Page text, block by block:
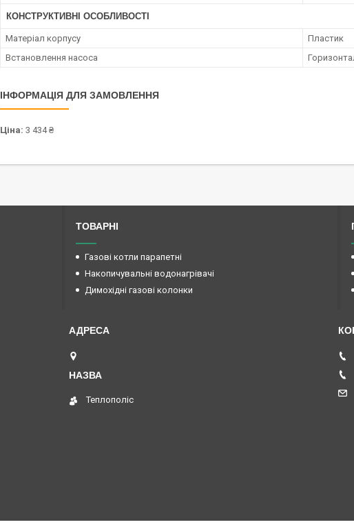
КОНСТРУКТИВНІ ОСОБЛИВОСТІ
Матеріал корпусу
Пластик
Встановлення насоса
ІНФОРМАЦІЯ ДЛЯ ЗАМОВЛЕННЯ
Ціна: 3 434 ₴
ТОВАРНІ
Газові котли парапетні
Накопичувальні водонагрівачі
Димохідні газові колонки
Теплополіс